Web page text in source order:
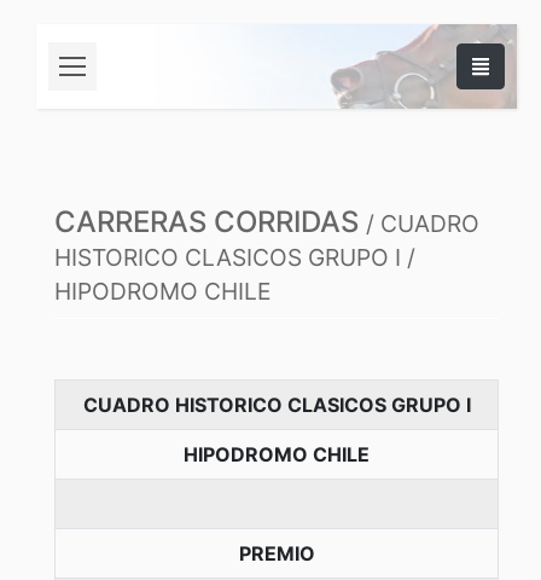
CARRERAS CORRIDAS / CUADRO
HISTORICO CLASICOS GRUPO I /
HIPODROMO CHILE
CUADRO HISTORICO CLASICOS GRUPO I
HIPODROMO CHILE
PREMIO